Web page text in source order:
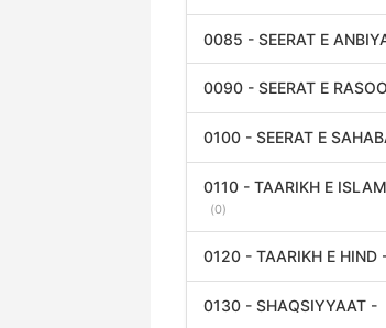
(0)